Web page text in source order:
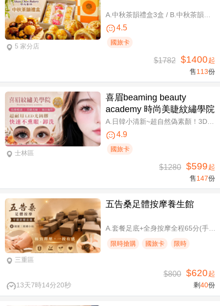
5 家分店
4.5
國旅卡
$1782 $1400起
售113份
士林區
喜眉beaming beauty
academy 時尚美睫紋繡學院
4.9
國旅卡
$1280 $599起
售147份
三重區
五告桑足體按摩養生館
限時搶購 國旅卡 限時
13天7時14分19秒
$800 $620起
剩40份